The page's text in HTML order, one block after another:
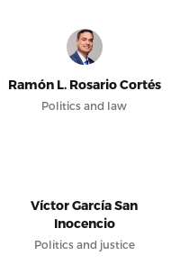
Ramón L. Rosario Cortés
Politics and law
Víctor García San
Inocencio
Politics and justice